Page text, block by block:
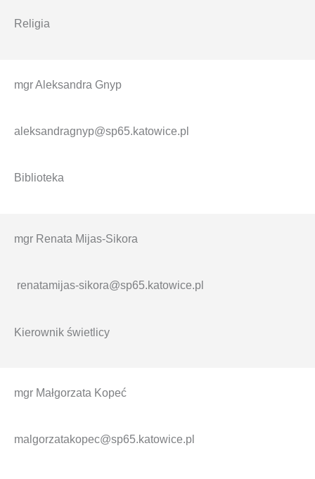
Religia
mgr Aleksandra Gnyp
aleksandragnyp@sp65.katowice.pl
Biblioteka
mgr Renata Mijas-Sikora
renatamijas-sikora@sp65.katowice.pl
Kierownik świetlicy
mgr Małgorzata Kopeć
malgorzatakopec@sp65.katowice.pl